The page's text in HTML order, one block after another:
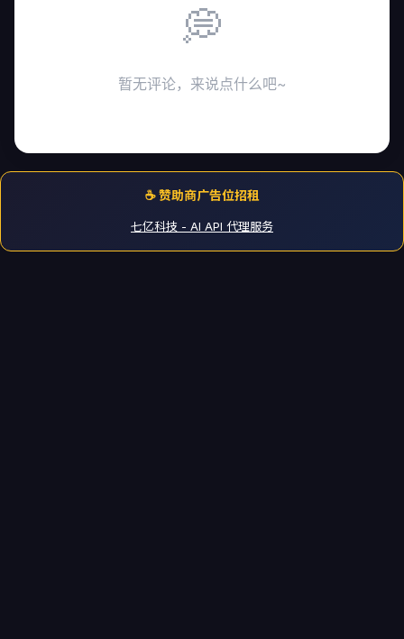
💭
暂无评论，来说点什么吧~
☕ 赞助商广告位招租
七亿科技 - AI API 代理服务